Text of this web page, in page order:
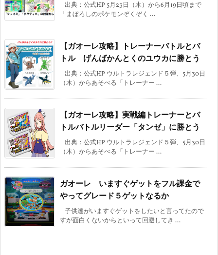
出典：公式HP 5月23日（木）から6月19日頃まで
「まぼろしのポケモンぞくぞく ...
【ガオーレ攻略】トレーナーバトルとバ
トル げんばかんとくのユウカに勝とう
出典：公式HP ウルトラレジェンド５弾、5月30日
（木）からあそべる「トレーナー ...
【ガオーレ攻略】実戦編トレーナーとバ
トルバトルリーダー「タンゼ」に勝とう
出典：公式HP ウルトラレジェンド５弾、5月30日
（木）からあそべる「トレーナー ...
ガオーレ いますぐゲットをフル課金で
やってグレード５ゲットなるか
子供達がいますぐゲットをしたいと言ってたので
すが面白くないからといって回避してき ...